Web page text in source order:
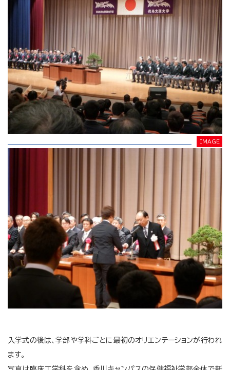
入学式の後は、学部や学科ごとに最初のオリエンテーションが行われ
ます。